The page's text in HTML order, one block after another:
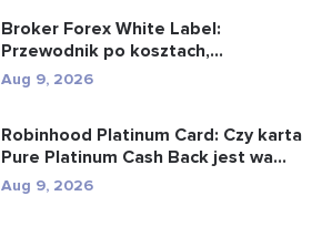
Broker Forex White Label:
Przewodnik po kosztach,
konfiguracji i u...
Aug 9, 2026
Robinhood Platinum Card: Czy karta
Pure Platinum Cash Back jest wa...
Aug 9, 2026